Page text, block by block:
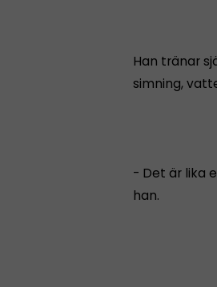
Han tränar
simning,
- Det är lika
han.